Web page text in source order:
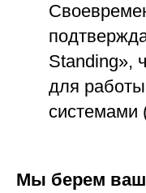
Standing»,
для
системами
Мы берем ваш